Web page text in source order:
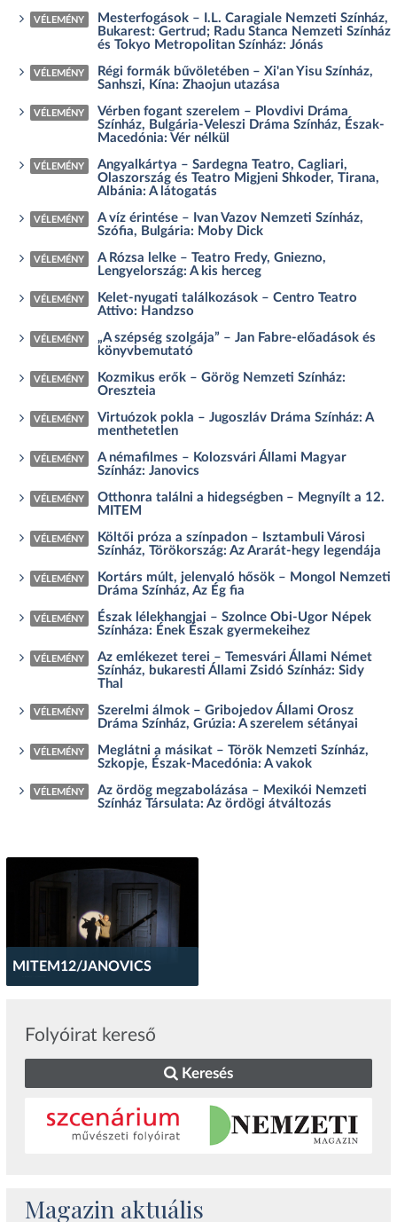
VÉLEMÉNY
Mesterfogások – I.L. Caragiale Nemzeti Színház,
Bukarest: Gertrud; Radu Stanca Nemzeti Színház
és Tokyo Metropolitan Színház: Jónás
VÉLEMÉNY
Régi formák bűvöletében – Xi'an Yisu Színház,
Sanhszi, Kína: Zhaojun utazása
VÉLEMÉNY
Vérben fogant szerelem – Plovdivi Dráma
Színház, Bulgária-Veleszi Dráma Színház, Észak-
Macedónia: Vér nélkül
VÉLEMÉNY
Angyalkártya – Sardegna Teatro, Cagliari,
Olaszország és Teatro Migjeni Shkoder, Tirana,
Albánia: A látogatás
VÉLEMÉNY
A víz érintése – Ivan Vazov Nemzeti Színház,
Szófia, Bulgária: Moby Dick
VÉLEMÉNY
A Rózsa lelke – Teatro Fredy, Gniezno,
Lengyelország: A kis herceg
VÉLEMÉNY
Kelet-nyugati találkozások – Centro Teatro
Attivo: Handzso
VÉLEMÉNY
„A szépség szolgája” – Jan Fabre-előadások és
könyvbemutató
VÉLEMÉNY
Kozmikus erők – Görög Nemzeti Színház:
Oreszteia
VÉLEMÉNY
Virtuózok pokla – Jugoszláv Dráma Színház: A
menthetetlen
VÉLEMÉNY
A némafilmes – Kolozsvári Állami Magyar
Színház: Janovics
VÉLEMÉNY
Otthonra találni a hidegségben – Megnyílt a 12.
MITEM
VÉLEMÉNY
Költői próza a színpadon – Isztambuli Városi
Színház, Törökország: Az Ararát-hegy legendája
VÉLEMÉNY
Kortárs múlt, jelenvaló hősök – Mongol Nemzeti
Dráma Színház, Az Ég fia
VÉLEMÉNY
Észak lélekhangjai – Szolnce Obi-Ugor Népek
Színháza: Ének Észak gyermekeihez
VÉLEMÉNY
Az emlékezet terei – Temesvári Állami Német
Színház, bukaresti Állami Zsidó Színház: Sidy
Thal
VÉLEMÉNY
Szerelmi álmok – Gribojedov Állami Orosz
Dráma Színház, Grúzia: A szerelem sétányai
VÉLEMÉNY
Meglátni a másikat – Török Nemzeti Színház,
Szkopje, Észak-Macedónia: A vakok
VÉLEMÉNY
Az ördög megzabolázása – Mexikói Nemzeti
Színház Társulata: Az ördögi átváltozás
MITEM12/JANOVICS
Folyóirat kereső
Keresés
Magazin aktuális